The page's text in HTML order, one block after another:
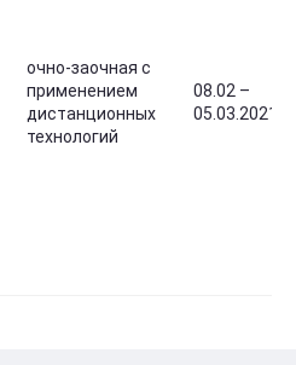
очно-заочная с
применением
дистанционных
технологий
08.02 –
05.03.2021